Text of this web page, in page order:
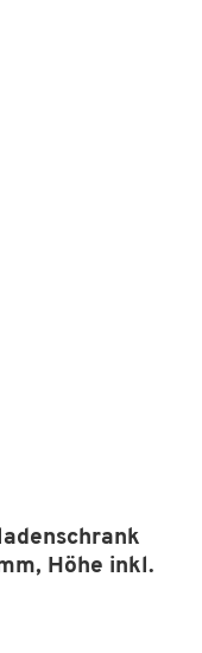
Höhe inkl.